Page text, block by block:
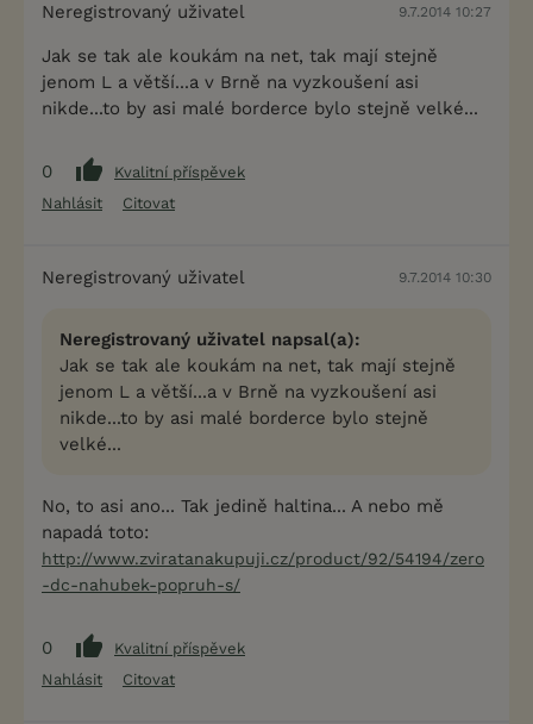
Neregistrovaný uživatel 9.7.2014 10:27
Jak se tak ale koukám na net, tak mají stejně
jenom L a větší...a v Brně na vyzkoušení asi
nikde...to by asi malé borderce bylo stejně velké...
0
Kvalitní příspěvek
Nahlásit
Citovat
Neregistrovaný uživatel 9.7.2014 10:30
Neregistrovaný uživatel napsal(a):
Jak se tak ale koukám na net, tak mají stejně
jenom L a větší...a v Brně na vyzkoušení asi
nikde...to by asi malé borderce bylo stejně
velké...
No, to asi ano... Tak jedině haltina... A nebo mě
napadá toto:
http://www.zviratanakupuji.cz/product/92/54194/zero
-dc-nahubek-popruh-s/
0
Kvalitní příspěvek
Nahlásit
Citovat